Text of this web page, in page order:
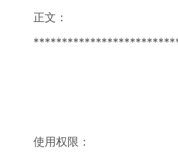
正文：
使用权限：